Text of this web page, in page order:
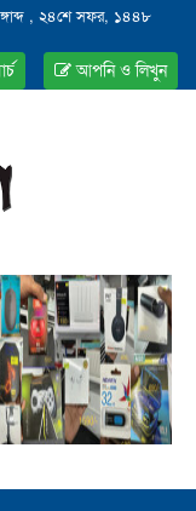
, ২৪শে সফর, ১৪৪৮
আপনি ও লিখুন